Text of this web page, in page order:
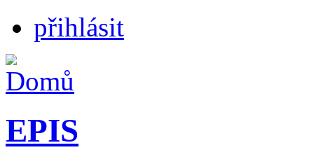
přihlásit
EPIS